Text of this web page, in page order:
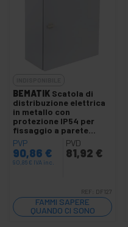
BEMATIK Scatola di
distribuzione elettrica
in metallo con
protezione IP54 per
fissaggio a parete
500x600x300mm
PVP
90,86 €
90,86 € IVA inc.
PVD
81,92 €
REF: DF127
FAMMI SAPERE
QUANDO CI SONO
SCORTE